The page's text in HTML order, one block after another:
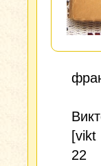
22